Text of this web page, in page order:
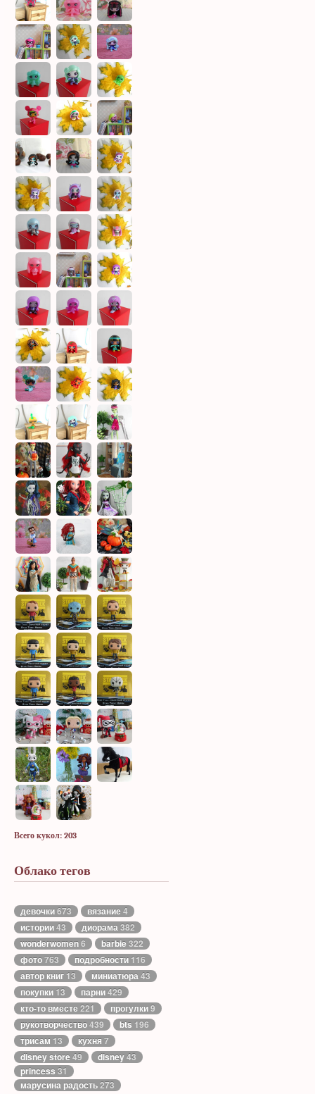
Всего кукол: 203
Облако тегов
девочки673 вязание4
истории43 диорама382
wonderwomen6 barbie322
фото763 подробности 116
автор книг 13 миниатюра43
покупки 13 парни429
кто-то вместе221 прогулки9
рукотворчество439 bts 196
трисам 13 кухня7
disney store49 disney43
princess 31
марусина радость273